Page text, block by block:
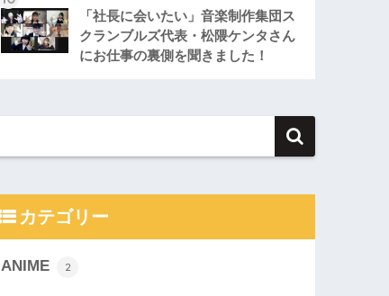
「社長に会いたい」音楽制作集団ス
クランブルズ代表・松隈ケンタさん
にお仕事の裏側を聞きました！
カテゴリー
ANIME 2